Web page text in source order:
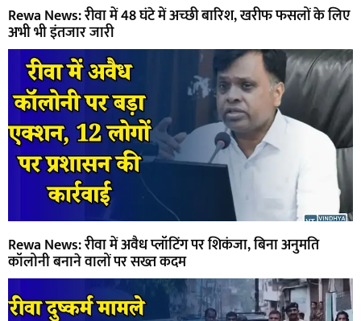
Rewa News: रीवा में 48 घंटे में अच्छी बारिश, खरीफ फसलों के लिए
अभी भी इंतजार जारी
Rewa News: रीवा में अवैध प्लॉटिंग पर शिकंजा, बिना अनुमति
कॉलोनी बनाने वालों पर सख्त कदम